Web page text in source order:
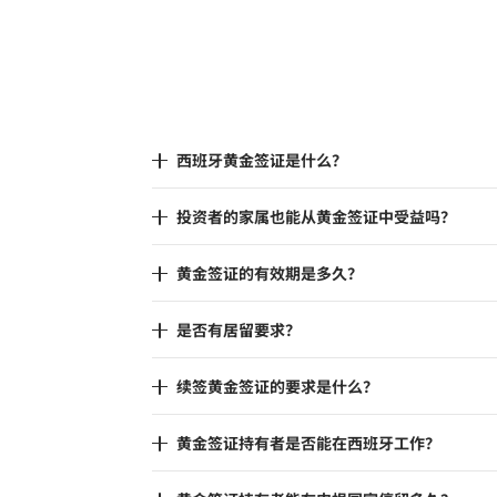
西班牙黄金签证是什么？
投资者的家属也能从黄金签证中受益吗？
黄金签证的有效期是多久？
是否有居留要求？
续签黄金签证的要求是什么？
黄金签证持有者是否能在西班牙工作？